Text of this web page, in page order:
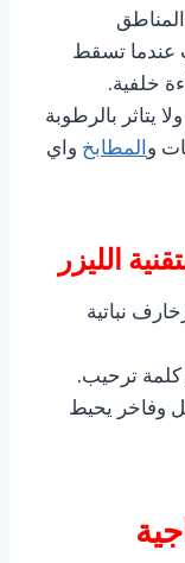
عندما تسقط
خلفية.
يتاثر بالرطوبة
والمطابخواي
الليزر
نباتية
ترحيب.
وفاخر يحيط